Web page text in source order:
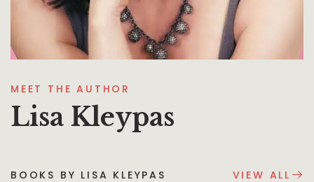
MEET THE AUTHOR
Lisa Kleypas
BOOKS BY LISA KLEYPAS VIEW ALL